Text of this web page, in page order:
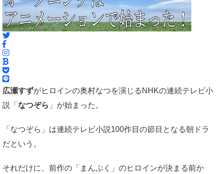
広瀬すずがヒロインの奥村なつを演じるNHKの連続テレビ小
説「 なつぞら 」が始まった。
「なつぞら」は連続テレビ小説100作目の節目となる朝ドラ
だという。
それだけに、前作の「まんぷく」のヒロインが決まる前か